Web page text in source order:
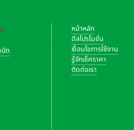
เจ้าของโครงการ บริษัท อารียา พรอพเพอร์ตี้
อยติ่ง ถนนขุมทอง-ลำต้อยติ่ง 1 แขวงขุม
เนื้อที่โครงการ 51-0-7.2 ไร่
บิต
หน้าหลัก
ดีลโปรโมชั่น
เงื่อนไขการใช้งาน
รู้จักเช็คราคา
ติดต่อเรา